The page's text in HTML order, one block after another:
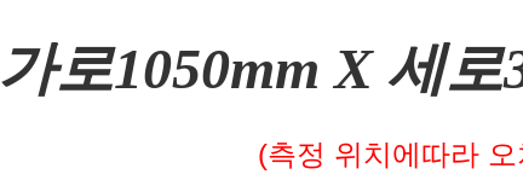
가로1050mm X 세로
(측정 위치에따라